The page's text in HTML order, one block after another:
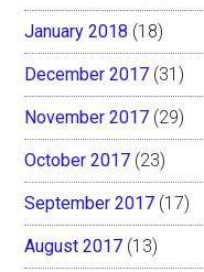
January 2018 (18)
December 2017 (31)
November 2017 (29)
October 2017 (23)
September 2017 (17)
August 2017 (13)